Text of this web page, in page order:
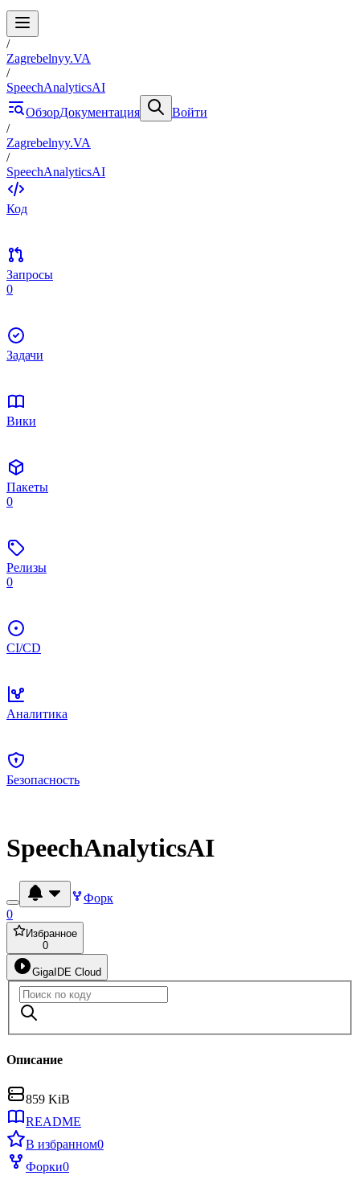
/
Zagrebelnyy.VA
/
SpeechAnalyticsAI
ОбзорДокументация
Войти
/
Zagrebelnyy.VA
/
SpeechAnalyticsAI
Код
Запросы
0
Задачи
Вики
Пакеты
0
Релизы
0
CI/CD
Аналитика
Безопасность
SpeechAnalyticsAI
Форк
0
Избранное
0
GigaIDE Cloud
Описание
859 KiB
README
В избранном0
Форки0